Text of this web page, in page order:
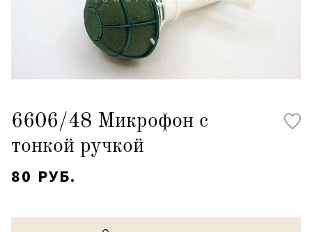
6606/48 Микрофон с
тонкой ручкой
80 РУБ.